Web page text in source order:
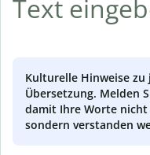
Kulturelle Hinweise zu
Übersetzung. Melden
damit Ihre Worte
sondern verstanden